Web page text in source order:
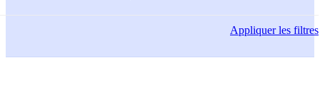
Appliquerles filtres